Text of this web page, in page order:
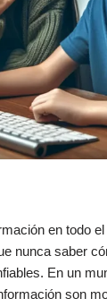
en todo
nunca saber
En un
son